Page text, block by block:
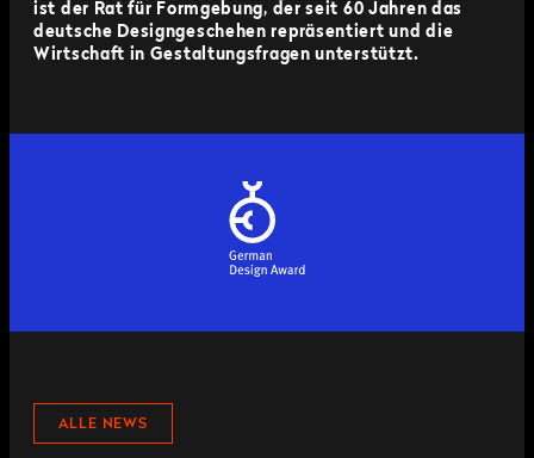
ist der Rat für Formgebung, der seit 60 Jahren das
deutsche Designgeschehen repräsentiert und die
Wirtschaft in Gestaltungsfragen unterstützt.
ALLE NEWS